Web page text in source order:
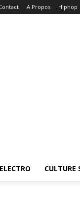
A Propos Hiphop
ELECTRO CULTURE